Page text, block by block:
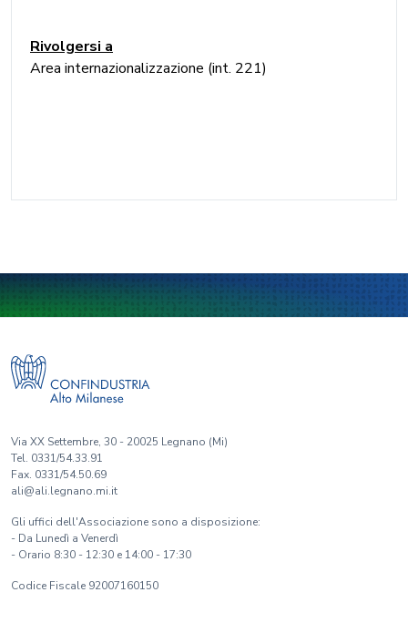
Rivolgersi a
Area internazionalizzazione (int. 221)
Via XX Settembre, 30 - 20025 Legnano (Mi)
Tel. 0331/54.33.91
Fax. 0331/54.50.69
ali@ali.legnano.mi.it
Gli uffici dell'Associazione sono a disposizione:
- Da Lunedì a Venerdì
- Orario 8:30 - 12:30 e 14:00 - 17:30
Codice Fiscale 92007160150